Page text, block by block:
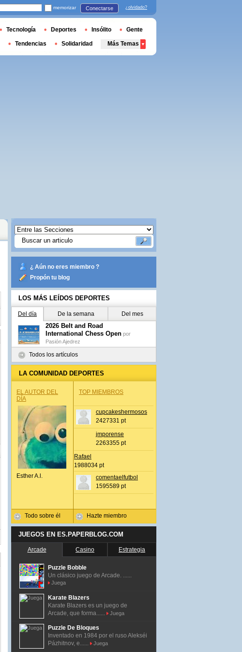
¿ Aún no eres miembro ?
Propón tu blog
LOS MÁS LEÍDOS DEPORTES
Del día De la semana Del mes
2026 Belt and Road
International Chess Open por
Pasión Ajedrez
Todos los artículos
LA COMUNIDAD DEPORTES
EL AUTOR DEL
DÍA
Esther A.l.
Todo sobre él
TOP MIEMBROS
cupcakeshermosos
2427331 pt
jmporense
2263355 pt
Rafael
1988034 pt
comentaelfutbol
1595589 pt
Hazte miembro
JUEGOS EN ES.PAPERBLOG.COM
Arcade Casino Estrategia
Puzzle Bobble
Un clásico juego de Arcade. ......
Juega
Karate Blazers
Karate Blazers es un juego de
Arcade, que forma......
Juega
Puzzle De Bloques
Inventado en 1984 por el ruso Alekséi
Pázhitnov, e......
Juega
memorizar Conectarse ¿olvidado?
Tecnología Deportes Insólito Gente
Tendencias Solidaridad Más Temas